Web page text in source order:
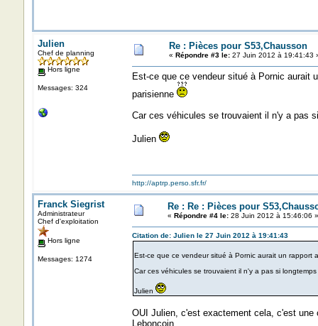
Julien
Chef de planning
Hors ligne
Messages: 324
Re : Pièces pour S53,Chausson
« Répondre #3 le:27 Juin 2012 à 19:41:43
Est-ce que ce vendeur situé à Pornic aurait
parisienne
Car ces véhicules se trouvaient il n'y a pas
Julien
http://aptrp.perso.sfr.fr/
Franck Siegrist
Administrateur
Chef d'exploitation
Hors ligne
Messages: 1274
Re : Re : Pièces pour
« Répondre #4 le:28 Juin 2012 à 15:46:06 »
Citation de: Julien le 27 Juin 2012 à 19:41:43
Est-ce que ce vendeur situé à Pornic aurait un
Car ces véhicules se trouvaient il n'y a pas si
Julien
OUI Julien, c'est exactement cela, c'est
Leboncoin